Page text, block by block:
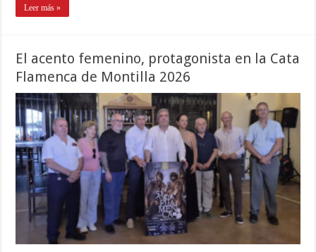
Leer más »
El acento femenino, protagonista en la Cata
Flamenca de Montilla 2026